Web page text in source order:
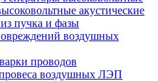
акустические
пучка и фазы
воздушных
проводов
воздушных ЛЭП